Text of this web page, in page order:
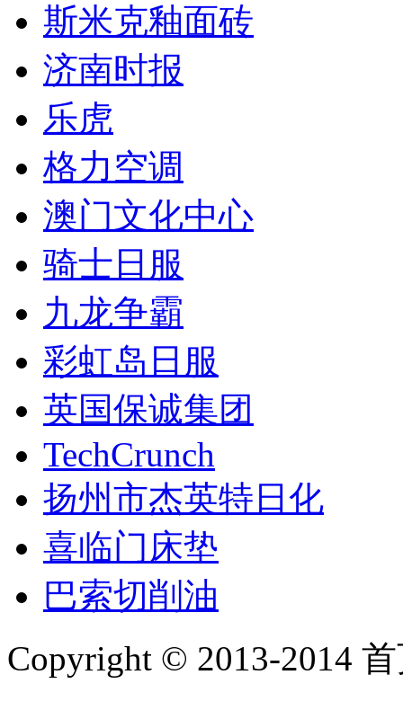
斯米克釉面砖
济南时报
乐虎
格力空调
澳门文化中心
骑士日服
九龙争霸
彩虹岛日服
英国保诚集团
TechCrunch
扬州市杰英特日化
喜临门床垫
巴索切削油
Copyright © 2013-2014